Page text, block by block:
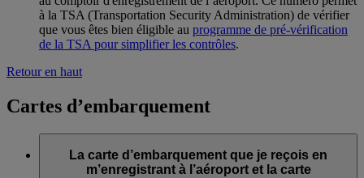
à la TSA (Transportation Security Administration) de vérifier
que vous êtes bien éligible au programme de pré-vérification
de la TSA pour simplifier les contrôles.
Retour en haut
Cartes d’embarquement
La carte d’embarquement que je reçois en
m’enregistrant à l’aéroport et la carte